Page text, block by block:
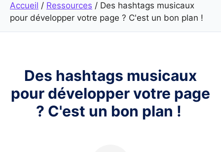
Accueil / Ressources / Des hashtags musicaux
pour développer votre page ? C'est un bon plan !
Des hashtags musicaux
pour développer votre page
? C'est un bon plan !